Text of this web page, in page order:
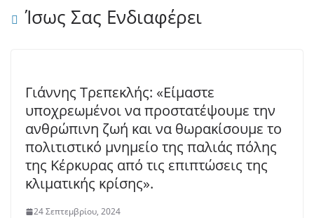
Ίσως Σας Ενδιαφέρει
Γιάννης Τρεπεκλής: «Είμαστε
υποχρεωμένοι να προστατέψουμε την
ανθρώπινη ζωή και να θωρακίσουμε το
πολιτιστικό μνημείο της παλιάς πόλης
της Κέρκυρας από τις επιπτώσεις της
κλιματικής κρίσης».
24 Σεπτεμβρίου, 2024